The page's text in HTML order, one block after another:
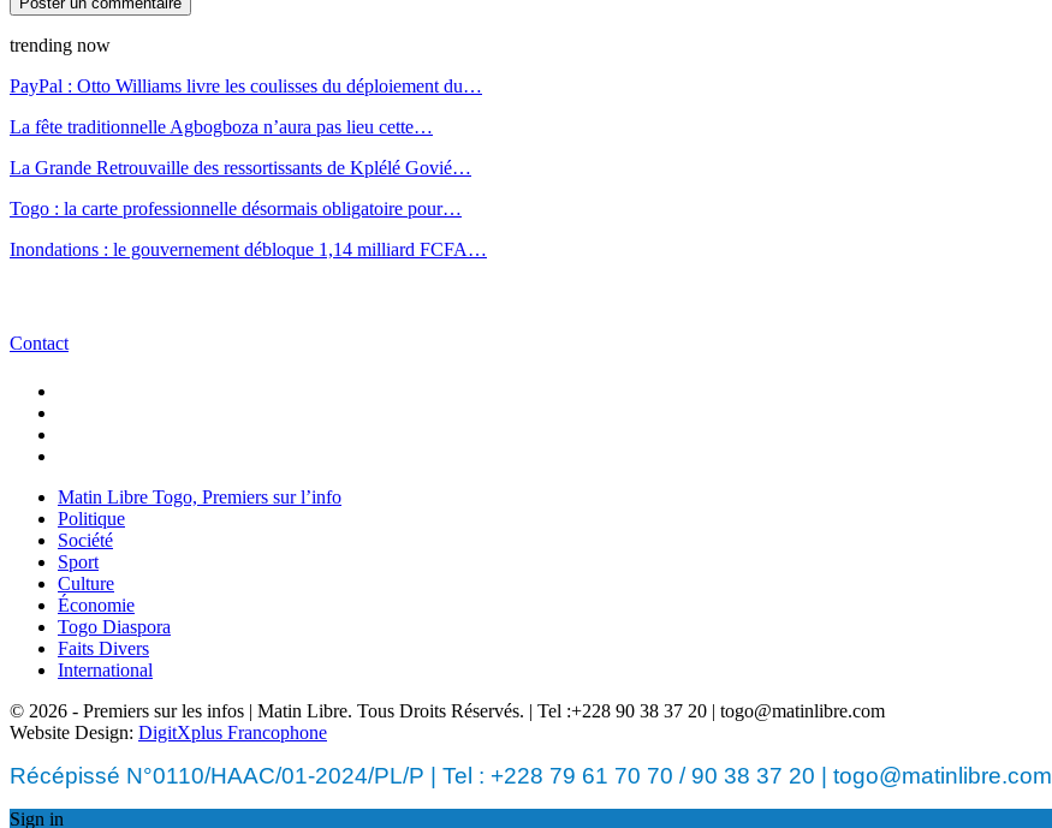
trending now
PayPal : Otto Williams livre les coulisses du déploiement du…
La fête traditionnelle Agbogboza n’aura pas lieu cette…
La Grande Retrouvaille des ressortissants de Kplélé Govié…
Togo : la carte professionnelle désormais obligatoire pour…
Inondations : le gouvernement débloque 1,14 milliard FCFA…
Contact
Matin Libre Togo, Premiers sur l’info
Politique
Société
Sport
Culture
Économie
Togo Diaspora
Faits Divers
International
© 2026 - Premiers sur les infos | Matin Libre. Tous Droits Réservés. | Tel :+228 90 38 37 20 | togo@matinlibre.com
Website Design: DigitXplus Francophone
Récépissé N°0110/HAAC/01-2024/PL/P | Tel : +228 79 61 70 70 / 90 38 37 20 | togo@matinlibre.com
Sign in